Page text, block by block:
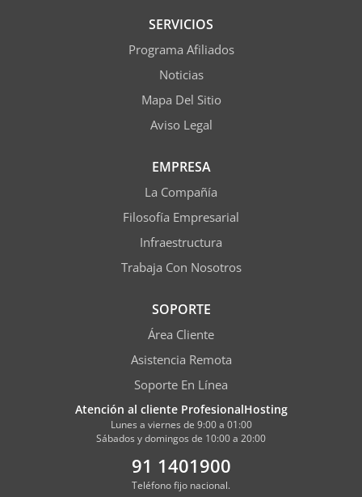
SERVICIOS
Programa Afiliados
Noticias
Mapa Del Sitio
Aviso Legal
EMPRESA
La Compañía
Filosofía Empresarial
Infraestructura
Trabaja Con Nosotros
SOPORTE
Área Cliente
Asistencia Remota
Soporte En Línea
Atención al cliente ProfesionalHosting
Lunes a viernes de 9:00 a 01:00
Sábados y domingos de 10:00 a 20:00
91 1401900
Teléfono fijo nacional.